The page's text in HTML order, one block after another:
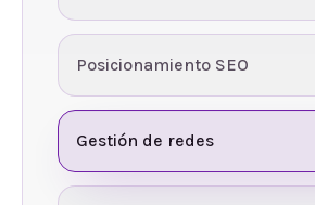
Posicionamiento SEO
Gestión de redes